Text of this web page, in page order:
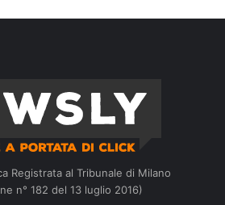
Registrata al Tribunale di Milano
n° 182 del 13 luglio 2016)